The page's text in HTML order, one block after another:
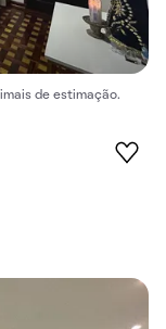
de estimação.